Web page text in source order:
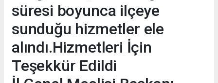
süresi boyunca ilçeye
sunduğu hizmetler ele
alındı.Hizmetleri İçin
Teşekkür Edildi